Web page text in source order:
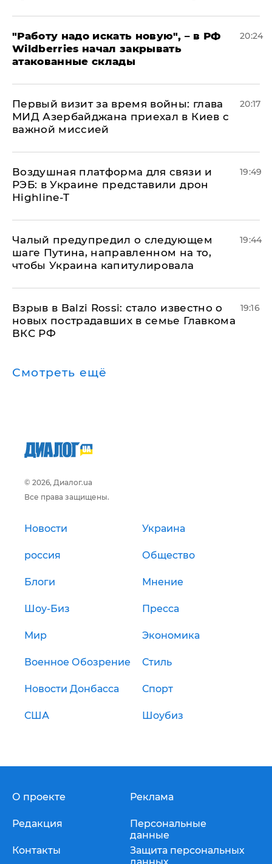
"Работу надо искать новую", – в РФ
Wildberries начал закрывать
атакованные склады
20:24
Первый визит за время войны: глава
МИД Азербайджана приехал в Киев с
важной миссией
20:17
Воздушная платформа для связи и
РЭБ: в Украине представили дрон
Highline-T
19:49
Чалый предупредил о следующем
шаге Путина, направленном на то,
чтобы Украина капитулировала
19:44
Взрыв в Balzi Rossi: стало известно о
новых пострадавших в семье Главкома
ВКС РФ
19:16
Смотреть ещё
© 2026, Диалог.ua
Все права защищены.
Новости Украина
россия Общество
Блоги Мнение
Шоу-Биз Пресса
Мир Экономика
Военное Обозрение Стиль
Новости Донбасса Спорт
США Шоубиз
О проекте
Редакция
Контакты
Реклама
Персональные
данные
Защита персональных